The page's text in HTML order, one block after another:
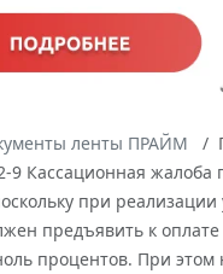
ленты ПРАЙМ
9 Кассационная
при реализации
предъявить к
процентов. При